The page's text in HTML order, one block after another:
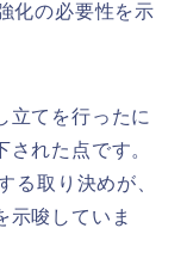
化の必要性を示
立てを行ったに
れた点です。
る取り決めが、
示唆していま